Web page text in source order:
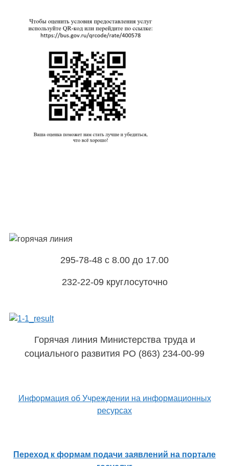
295-78-48 с 8.00 до 17.00
232-22-09 круглосуточно
Горячая линия Министерства труда и
социального развития РО (863) 234-00-99
Информация об Учреждении на информационных
ресурсах
Переход к формам подачи заявлений на портале